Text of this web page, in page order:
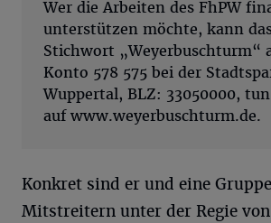
Wer die Arbeiten des FhPW
unterstützen möchte, kann
Stichwort „Weyerbuschturm“
Konto 578 575 bei der
Wuppertal, BLZ: 33050000,
auf www.weyerbuschturm.de.
Konkret sind er und eine
Mitstreitern unter der Regie von